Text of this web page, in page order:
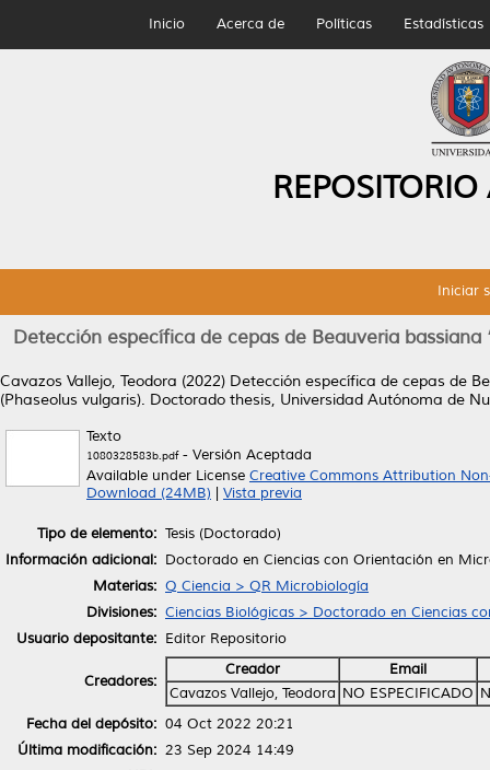
Inicio Acerca de Políticas Estadísticas
Iniciar
Detección específica de cepas de Beauveria
Cavazos Vallejo, Teodora (2022) Detección específica de cepas de
(Phaseolus vulgaris). Doctorado thesis, Universidad Autónoma de
Texto
1080328583b.pdf- Versión Aceptada
Available under License Creative Commons Attribution
Download (24MB)
Vista previa
Tipo de elemento: Tesis (Doctorado)
Información adicional: Doctorado en Ciencias con Orientación en
Materias: Q Ciencia > QR Microbiología
Divisiones: Ciencias Biológicas > Doctorado en Ciencias
Usuario depositante: Editor Repositorio
Creadores:
Creador
Email
Cavazos Vallejo, Teodora NO ESPECIFICADO
Fecha del depósito: 04 Oct 2022 20:21
Última modificación: 23 Sep 2024 14:49